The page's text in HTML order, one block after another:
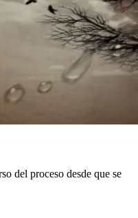
del proceso desde que se